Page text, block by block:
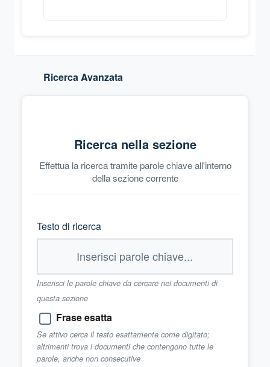
Ricerca Avanzata
Ricerca nella sezione
Effettua la ricerca tramite parole chiave all'interno
della sezione corrente
Testo di ricerca
Inserisci le parole chiave da cercare nei documenti di
questa sezione
Frase esatta
Se attivo cerca il testo esattamente come digitato;
altrimenti trova i documenti che contengono tutte le
parole, anche non consecutive